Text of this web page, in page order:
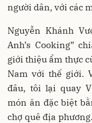
người dân, với các
Nguyễn Khánh
Anh’s Cooking”
giới thiệu ẩm thực
Nam với thế giới.
đâu, tôi lại quay
món ăn đặc biệt
chợ quê địa